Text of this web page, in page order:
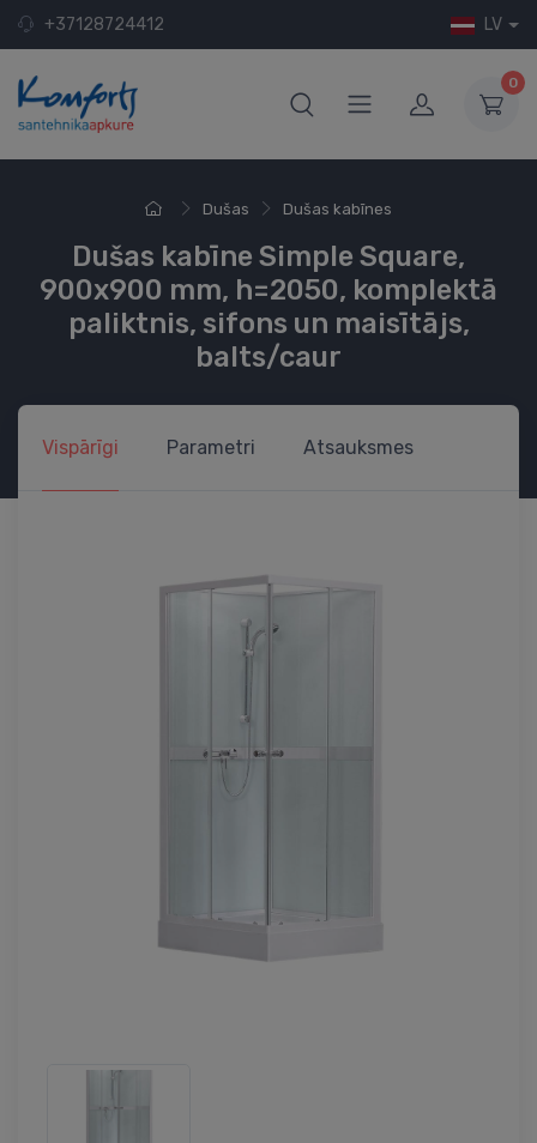
+37128724412 LV
0
Dušas Dušas kabīnes
Dušas kabīne Simple Square,
900x900 mm, h=2050, komplektā
paliktnis, sifons un maisītājs,
balts/caur
Vispārīgi Parametri Atsauksmes